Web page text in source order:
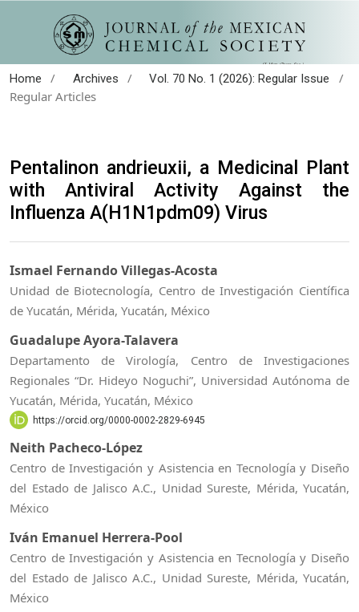
Home / Archives / Vol. 70 No. 1 (2026): Regular Issue
/
Regular Articles
Pentalinon andrieuxii, a Medicinal Plant
with Antiviral Activity Against the
Influenza A(H1N1pdm09) Virus
Ismael Fernando Villegas-Acosta
Unidad de Biotecnología, Centro de Investigación Científica
de Yucatán, Mérida, Yucatán, México
Guadalupe Ayora-Talavera
Departamento de Virología, Centro de Investigaciones
Regionales “Dr. Hideyo Noguchi”, Universidad Autónoma de
Yucatán, Mérida, Yucatán, México
https://orcid.org/0000-0002-2829-6945
Neith Pacheco-López
Centro de Investigación y Asistencia en Tecnología y Diseño
del Estado de Jalisco A.C., Unidad Sureste, Mérida, Yucatán,
México
Iván Emanuel Herrera-Pool
Centro de Investigación y Asistencia en Tecnología y Diseño
del Estado de Jalisco A.C., Unidad Sureste, Mérida, Yucatán,
México